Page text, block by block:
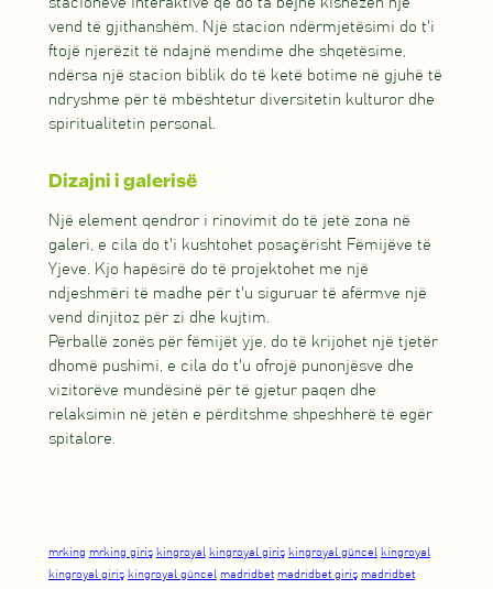
vend të gjithanshëm. Një stacion ndërmjetësimi do t'i
ftojë njerëzit të ndajnë mendime dhe shqetësime,
ndërsa një stacion biblik do të ketë botime në gjuhë të
ndryshme për të mbështetur diversitetin kulturor dhe
spiritualitetin personal.
Dizajni i galerisë
Një element qendror i rinovimit do të jetë zona në
galeri, e cila do t'i kushtohet posaçërisht Fëmijëve të
Yjeve. Kjo hapësirë do të projektohet me një
ndjeshmëri të madhe për t'u siguruar të afërmve një
vend dinjitoz për zi dhe kujtim.
Përballë zonës për fëmijët yje, do të krijohet një tjetër
dhomë pushimi, e cila do t'u ofrojë punonjësve dhe
vizitorëve mundësinë për të gjetur paqen dhe
relaksimin në jetën e përditshme shpeshherë të egër
spitalore.
mrking mrking giriş kingroyal kingroyal giriş kingroyal güncel kingroyal
kingroyal giriş kingroyal güncel madridbet madridbet giriş madridbet